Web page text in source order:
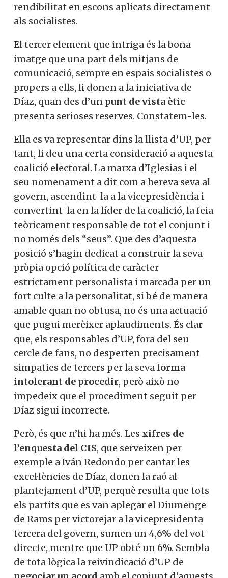
rendibilitat en escons aplicats directament
als socialistes.
El tercer element que intriga és la bona
imatge que una part dels mitjans de
comunicació, sempre en espais socialistes o
propers a ells, li donen a la iniciativa de
Díaz, quan des d’un punt de vista ètic
presenta serioses reserves. Constatem-les.
Ella es va representar dins la llista d’UP, per
tant, li deu una certa consideració a aquesta
coalició electoral. La marxa d’Iglesias i el
seu nomenament a dit com a hereva seva al
govern, ascendint-la a la vicepresidència i
convertint-la en la líder de la coalició, la feia
teòricament responsable de tot el conjunt i
no només dels “seus”. Que des d’aquesta
posició s’hagin dedicat a construir la seva
pròpia opció política de caràcter
estrictament personalista i marcada per un
fort culte a la personalitat, si bé de manera
amable quan no obtusa, no és una actuació
que pugui merèixer aplaudiments. És clar
que, els responsables d’UP, fora del seu
cercle de fans, no desperten precisament
simpaties de tercers per la seva forma
intolerant de procedir, però això no
impedeix que el procediment seguit per
Díaz sigui incorrecte.
Però, és que n’hi ha més. Les xifres de
l’enquesta del CIS, que serveixen per
exemple a Iván Redondo per cantar les
excel·lències de Díaz, donen la raó al
plantejament d’UP, perquè resulta que tots
els partits que es van aplegar el Diumenge
de Rams per victorejar a la vicepresidenta
tercera del govern, sumen un 4,6% del vot
directe, mentre que UP obté un 6%. Sembla
de tota lògica la reivindicació d’UP de